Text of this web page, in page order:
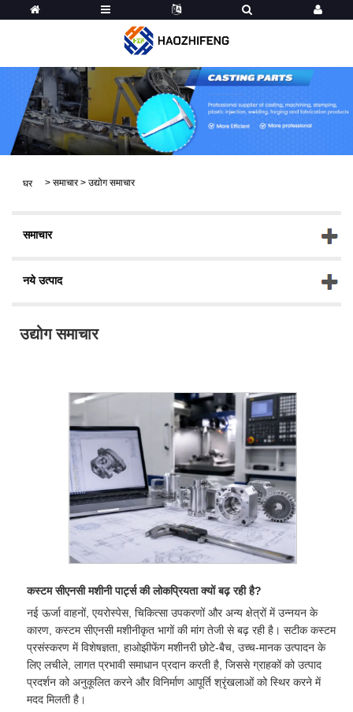
घर > समाचार > उद्योग समाचार
समाचार
नये उत्पाद
उद्योग समाचार
कस्टम सीएनसी मशीनी पार्ट्स की लोकप्रियता क्यों बढ़ रही है?
नई ऊर्जा वाहनों, एयरोस्पेस, चिकित्सा उपकरणों और अन्य क्षेत्रों में उन्नयन के
कारण, कस्टम सीएनसी मशीनीकृत भागों की मांग तेजी से बढ़ रही है। सटीक कस्टम
प्रसंस्करण में विशेषज्ञता, हाओझीफेंग मशीनरी छोटे-बैच, उच्च-मानक उत्पादन के
लिए लचीले, लागत प्रभावी समाधान प्रदान करती है, जिससे ग्राहकों को उत्पाद
प्रदर्शन को अनुकूलित करने और विनिर्माण आपूर्ति श्रृंखलाओं को स्थिर करने में
मदद मिलती है।